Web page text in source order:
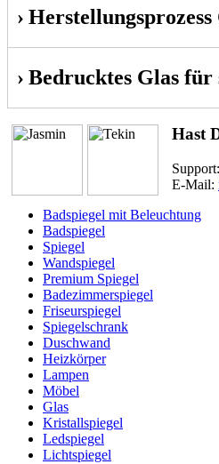
Bedrucktes Glas
Hast
Support:
E-Mail:
Badspiegel mit Beleuchtung
Badspiegel
Spiegel
Wandspiegel
Premium Spiegel
Badezimmerspiegel
Friseurspiegel
Spiegelschrank
Duschwand
Heizkörper
Lampen
Möbel
Glas
Kristallspiegel
Ledspiegel
Lichtspiegel